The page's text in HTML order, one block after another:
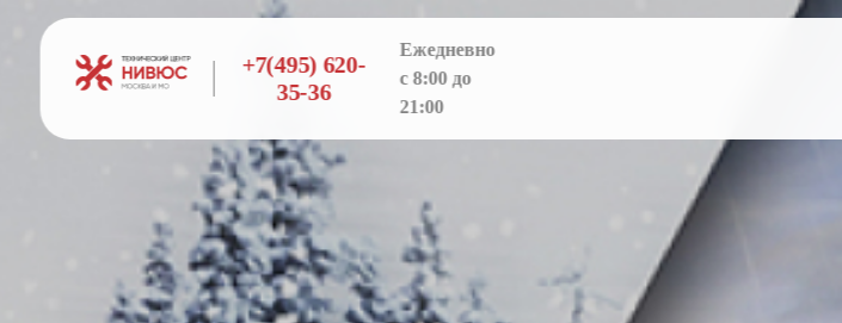
+7(495) 620-
35-36
Ежедневно
с 8:00 до
21:00